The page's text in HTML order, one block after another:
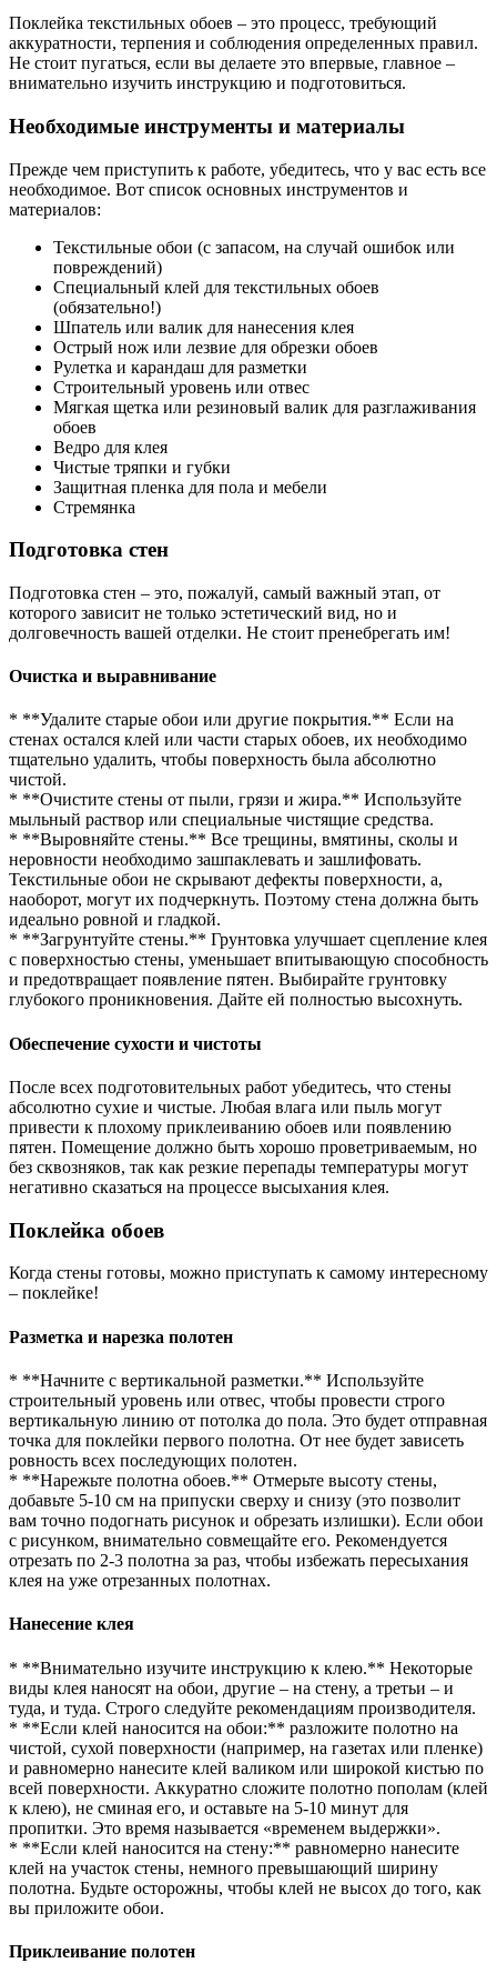
Поклейка текстильных обоев – это процесс, требующий
аккуратности, терпения и соблюдения определенных правил.
Не стоит пугаться, если вы делаете это впервые, главное –
внимательно изучить инструкцию и подготовиться.
Необходимые инструменты и материалы
Прежде чем приступить к работе, убедитесь, что у вас есть все
необходимое. Вот список основных инструментов и
материалов:
Текстильные обои (с запасом, на случай ошибок или
повреждений)
Специальный клей для текстильных обоев
(обязательно!)
Шпатель или валик для нанесения клея
Острый нож или лезвие для обрезки обоев
Рулетка и карандаш для разметки
Строительный уровень или отвес
Мягкая щетка или резиновый валик для разглаживания
обоев
Ведро для клея
Чистые тряпки и губки
Защитная пленка для пола и мебели
Стремянка
Подготовка стен
Подготовка стен – это, пожалуй, самый важный этап, от
которого зависит не только эстетический вид, но и
долговечность вашей отделки. Не стоит пренебрегать им!
Очистка и выравнивание
* **Удалите старые обои или другие покрытия.** Если на
стенах остался клей или части старых обоев, их необходимо
тщательно удалить, чтобы поверхность была абсолютно
чистой.
* **Очистите стены от пыли, грязи и жира.** Используйте
мыльный раствор или специальные чистящие средства.
* **Выровняйте стены.** Все трещины, вмятины, сколы и
неровности необходимо зашпаклевать и зашлифовать.
Текстильные обои не скрывают дефекты поверхности, а,
наоборот, могут их подчеркнуть. Поэтому стена должна быть
идеально ровной и гладкой.
* **Загрунтуйте стены.** Грунтовка улучшает сцепление клея
с поверхностью стены, уменьшает впитывающую способность
и предотвращает появление пятен. Выбирайте грунтовку
глубокого проникновения. Дайте ей полностью высохнуть.
Обеспечение сухости и чистоты
После всех подготовительных работ убедитесь, что стены
абсолютно сухие и чистые. Любая влага или пыль могут
привести к плохому приклеиванию обоев или появлению
пятен. Помещение должно быть хорошо проветриваемым, но
без сквозняков, так как резкие перепады температуры могут
негативно сказаться на процессе высыхания клея.
Поклейка обоев
Когда стены готовы, можно приступать к самому интересному
– поклейке!
Разметка и нарезка полотен
* **Начните с вертикальной разметки.** Используйте
строительный уровень или отвес, чтобы провести строго
вертикальную линию от потолка до пола. Это будет отправная
точка для поклейки первого полотна. От нее будет зависеть
ровность всех последующих полотен.
* **Нарежьте полотна обоев.** Отмерьте высоту стены,
добавьте 5-10 см на припуски сверху и снизу (это позволит
вам точно подогнать рисунок и обрезать излишки). Если обои
с рисунком, внимательно совмещайте его. Рекомендуется
отрезать по 2-3 полотна за раз, чтобы избежать пересыхания
клея на уже отрезанных полотнах.
Нанесение клея
* **Внимательно изучите инструкцию к клею.** Некоторые
виды клея наносят на обои, другие – на стену, а третьи – и
туда, и туда. Строго следуйте рекомендациям производителя.
* **Если клей наносится на обои:** разложите полотно на
чистой, сухой поверхности (например, на газетах или пленке)
и равномерно нанесите клей валиком или широкой кистью по
всей поверхности. Аккуратно сложите полотно пополам (клей
к клею), не сминая его, и оставьте на 5-10 минут для
пропитки. Это время называется «временем выдержки».
* **Если клей наносится на стену:** равномерно нанесите
клей на участок стены, немного превышающий ширину
полотна. Будьте осторожны, чтобы клей не высох до того, как
вы приложите обои.
Приклеивание полотен